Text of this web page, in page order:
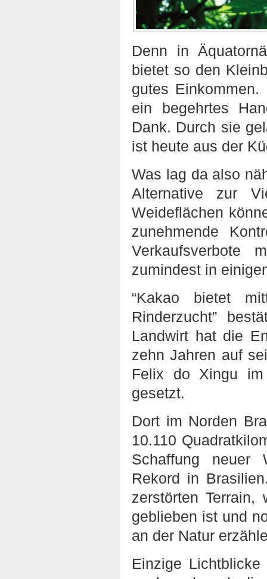
Denn in
bietet so den
gutes
ein begehrtes
Dank. Durch sie
ist heute aus der
Was lag da also
Alternative zur
Weideflächen
zunehmende
Verkaufsverbote
zumindest in
“Kakao bietet
Rinderzucht”
Landwirt hat die
zehn Jahren auf
Felix do Xingu im
gesetzt.
Dort im Norden
10.110
Schaffung neuer
Rekord in
zerstörten
geblieben ist und
an der Natur
Einzige